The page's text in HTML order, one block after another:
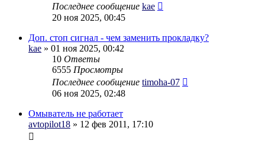
Последнее сообщение kae
20 ноя 2025, 00:45
Доп. стоп сигнал - чем заменить прокладку?
kae » 01 ноя 2025, 00:42
10 Ответы
6555 Просмотры
Последнее сообщение timoha-07
06 ноя 2025, 02:48
Омыватель не работает
avtopilot18 » 12 фев 2011, 17:10